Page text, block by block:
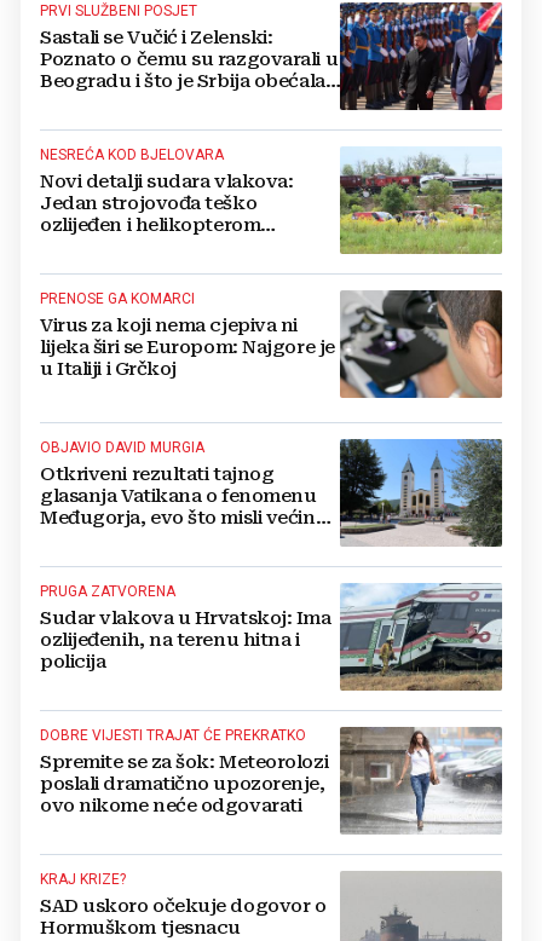
PRVI SLUŽBENI POSJET
Sastali se Vučić i Zelenski:
Poznato o čemu su razgovarali u
Beogradu i što je Srbija obećala
NESREĆA KOD BJELOVARA
Novi detalji sudara vlakova:
Jedan strojovođa teško
ozlijeđen i helikopterom
velikom šoku
PRENOSE GA KOMARCI
Virus za koji nema cjepiva ni
lijeka širi se Europom: Najgore je
u Italiji i Grčkoj
OBJAVIO DAVID MURGIA
Otkriveni rezultati tajnog
glasanja Vatikana o fenomenu
Međugorja, evo što misli većina
PRUGA ZATVORENA
Sudar vlakova u Hrvatskoj: Ima
ozlijeđenih, na terenu hitna i
policija
DOBRE VIJESTI TRAJAT ĆE PREKRATKO
Spremite se za šok: Meteorolozi
poslali dramatično upozorenje,
ovo nikome neće odgovarati
KRAJ KRIZE?
SAD uskoro očekuje dogovor o
Hormuškom tjesnacu